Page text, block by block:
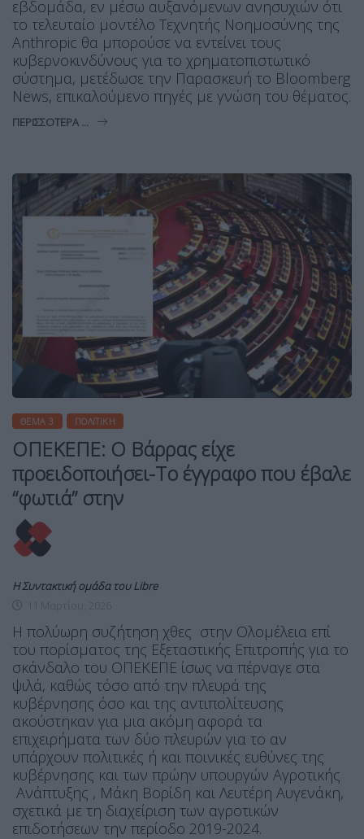
εβδομάδα, εν μέσω αυξανόμενων ανησυχιών ότι
το τελευταίο μοντέλο Τεχνητής Νοημοσύνης της
Anthropic θα μπορούσε να εντείνει τους
κυβερνοκινδύνους για το χρηματοπιστωτικό
σύστημα, μετέδωσε την Παρασκευή το Bloomberg
News, επικαλούμενο πηγές με γνώση του θέματος.
ΠΕΡΙΣΣΌΤΕΡΑ ...
ΘΈΜΑ 3 ΠΟΛΙΤΙΚΉ
ΟΠΕΚΕΠΕ: Ο Βάρρας είχε
προειδοποιήσει-Το έγγραφο που έβαλε
“φωτιά” στην
Η Συντακτική ομάδα του Libre
Η πολύωρη συζήτηση χθες στην Ολομέλεια επί
του πορίσματος της Εξεταστικής Επιτροπής για το
σκάνδαλο του ΟΠΕΚΕΠΕ ίσως να πέρναγε στα
ψιλά, καθώς τόσο από την πλευρά της
κυβέρνησης όσο και της αντιπολίτευσης
ακούστηκαν για μια ακόμη αφορά τα
επιχειρήματα των δύο πλευρών για το αν
υπάρχουν πολιτικές ή και ποινικές ευθύνες της
κυβέρνησης και των πρώην υπουργών Αγροτικής
Ανάπτυξης , Μάκη Βορίδη και Λευτέρη Αυγενάκη,
σχετικά με τη διαχείριση των αγροτικών
επιδοτήσεων την περίοδο 2019-2024.